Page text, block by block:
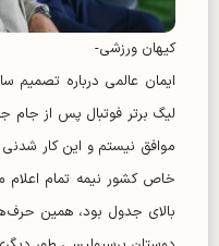
کیهان ورزشی-
ایمان عالمی درباره تصمیم
موافق نیستم و این کار
خاص کشور نیمه تمام اعلام
بالای جدول بود، همین